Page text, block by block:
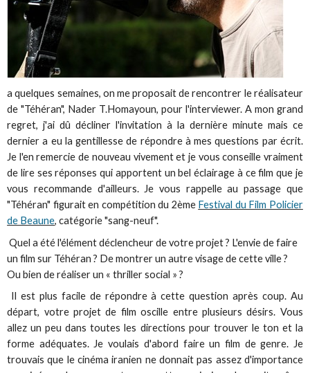
a quelques semaines, on me proposait de rencontrer le réalisateur
de "Téhéran", Nader T.Homayoun, pour l'interviewer. A mon grand
regret, j'ai dû décliner l'invitation à la dernière minute mais ce
dernier a eu la gentillesse de répondre à mes questions par écrit.
Je l'en remercie de nouveau vivement et je vous conseille vraiment
de lire ses réponses qui apportent un bel éclairage à ce film que je
vous recommande d'ailleurs. Je vous rappelle au passage que
"Téhéran" figurait en compétition du 2ème Festival du Film Policier
de Beaune, catégorie "sang-neuf".
Quel a été l'élément déclencheur de votre projet ? L'envie de faire
un film sur Téhéran ? De montrer un autre visage de cette ville ?
Ou bien de réaliser un « thriller social » ?
Il est plus facile de répondre à cette question après coup. Au
départ, votre projet de film oscille entre plusieurs désirs. Vous
allez un peu dans toutes les directions pour trouver le ton et la
forme adéquates. Je voulais d'abord faire un film de genre. Je
trouvais que le cinéma iranien ne donnait pas assez d'importance